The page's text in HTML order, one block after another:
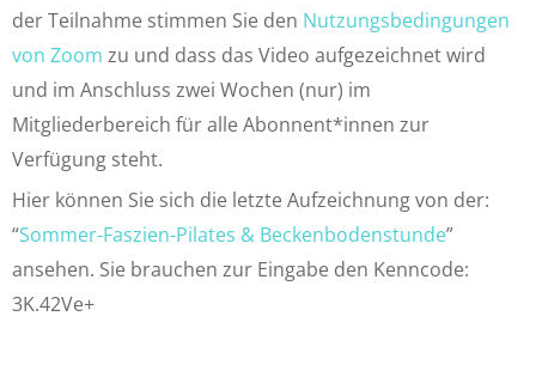
der Teilnahme stimmen Sie den Nutzungsbedingungen
von Zoom zu und dass das Video aufgezeichnet wird
und im Anschluss zwei Wochen (nur) im
Mitgliederbereich für alle Abonnent*innen zur
Verfügung steht.
Hier können Sie sich die letzte Aufzeichnung von der:
“Sommer-Faszien-Pilates & Beckenbodenstunde”
ansehen. Sie brauchen zur Eingabe den Kenncode:
3K.42Ve+